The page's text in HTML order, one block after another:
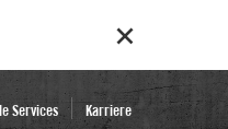
Services Karriere